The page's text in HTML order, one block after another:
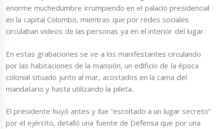
enorme muchedumbre irrumpiendo en el palacio presidencial
en la capital Colombo, mientras que por redes sociales
circulaban videos de las personas ya en el interior del lugar.
En estas grabaciones se ve a los manifestantes circulando
por las habitaciones de la mansión, un edificio de la época
colonial situado junto al mar, acostados en la cama del
mandatario y hasta utilizando la pileta.
El presidente huyó antes y fue “escoltado a un lugar secreto”
por el ejército, detalló una fuente de Defensa que por una